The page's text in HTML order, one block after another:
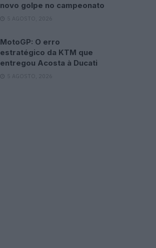
novo golpe no campeonato
5 AGOSTO, 2026
MotoGP: O erro
estratégico da KTM que
entregou Acosta à Ducati
5 AGOSTO, 2026